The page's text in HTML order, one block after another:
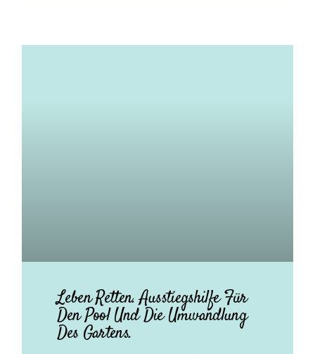
Leben Retten. Ausstiegshilfe Für
Den Pool Und Die Umwandlung
Des Gartens.